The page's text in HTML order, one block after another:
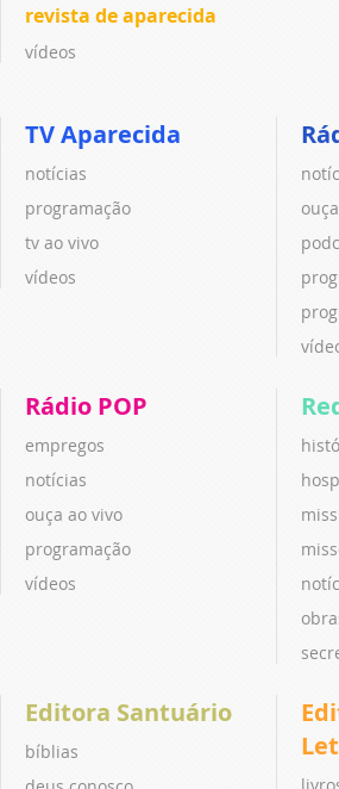
revista de aparecida
vídeos
TV Aparecida
notícias
programação
tv ao vivo
vídeos
Rádio POP
empregos
notícias
ouça ao vivo
programação
vídeos
Editora Santuário
bíblias